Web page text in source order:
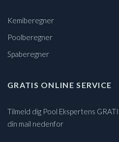
Kemiberegner
Poolberegner
Spaberegner
GRATIS ONLINE SERVICE
Tilmeld dig Pool Ekspertens
din mail nedenfor